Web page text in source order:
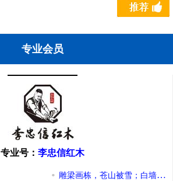
专业会员
专业号： 李忠信红木
雕梁画栋，苍山被雪；白墙黛